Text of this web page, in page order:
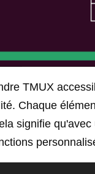
TMUX
Chaque
signifie